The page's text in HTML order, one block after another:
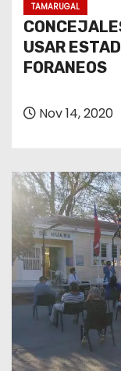
TAMARUGAL
USAR
FORANEOS
Nov 14, 2020